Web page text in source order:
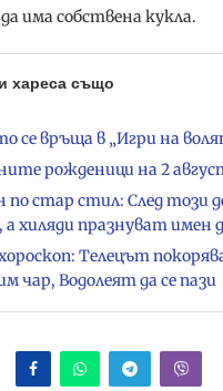
има собствена кукла.
хареса също
се връща в „Игри на
рожденици на 2
по стар стил: След този
хиляди празнуват имен
Телецът
чар, Водолеят да се пази